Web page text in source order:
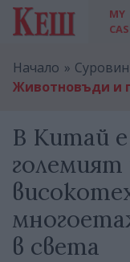
MY
Начало
Животновъди и
В Китай е
големият
в света